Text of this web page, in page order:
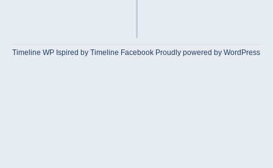
Timeline WP Ispired byTimeline Facebook Proudly powered by WordPress